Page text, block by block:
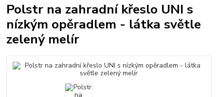
Polstr na zahradní křeslo UNI s
nízkým opěradlem - látka světle
zelený melír